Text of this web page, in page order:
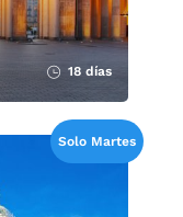
18 días
Solo Martes